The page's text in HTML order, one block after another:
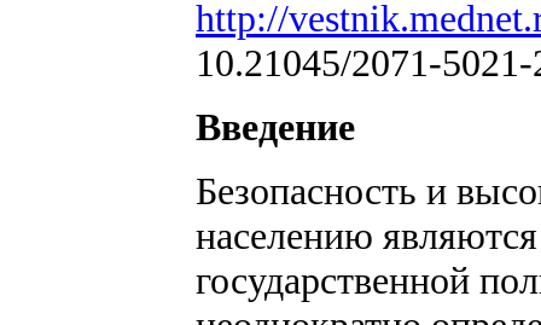
http://
10.21045/2071-
Введение
Безопасность и
населению
государственной